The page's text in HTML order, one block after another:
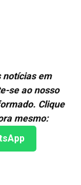
notícias em
se ao nosso
Clique
mesmo: